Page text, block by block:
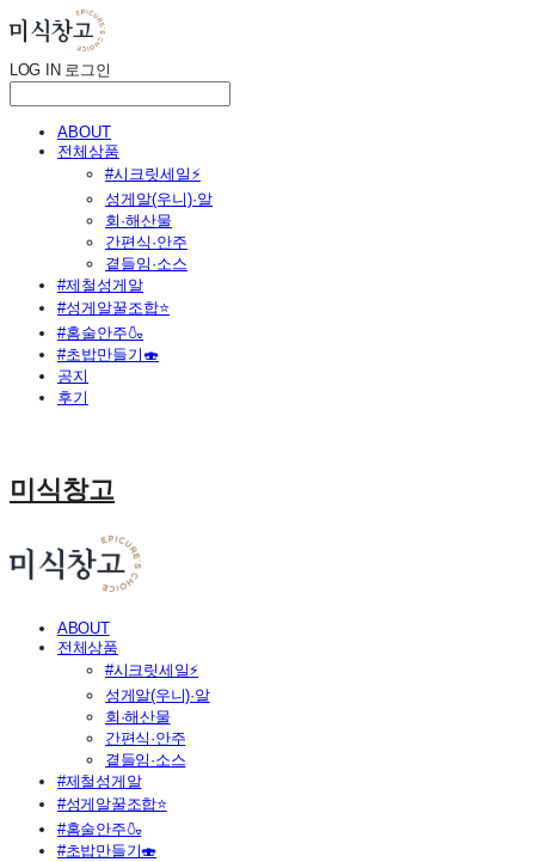
LOG IN 로그인
ABOUT
전체상품
#시크릿세일⚡
성게알(우니)·알
회·해산물
간편식·안주
곁들임·소스
#제철성게알
#성게알꿀조합⭐
#홈술안주🍶
#초밥만들기🍣
공지
후기
미식창고
ABOUT
전체상품
#시크릿세일⚡
성게알(우니)·알
회·해산물
간편식·안주
곁들임·소스
#제철성게알
#성게알꿀조합⭐
#홈술안주🍶
#초밥만들기🍣